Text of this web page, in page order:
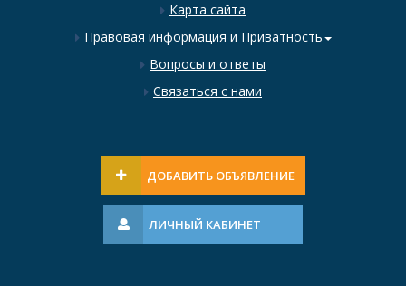
Карта сайта
Правовая информация и Приватность
Вопросы и ответы
Связаться с нами
ДОБАВИТЬ ОБЪЯВЛЕНИЕ
ЛИЧНЫЙ КАБИНЕТ